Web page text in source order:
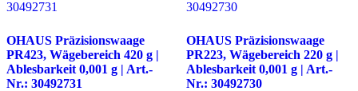
OHAUS Präzisionswaage
PR423, Wägebereich 420 g |
Ablesbarkeit 0,001 g | Art.-
Nr.: 30492731
OHAUS Präzisionswaage
PR223, Wägebereich 220 g |
Ablesbarkeit 0,001 g | Art.-
Nr.: 30492730